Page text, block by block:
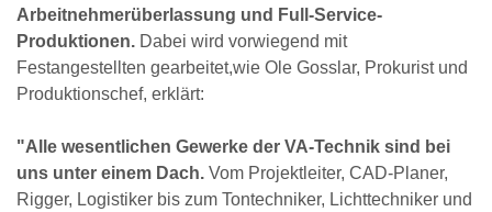
Arbeitnehmerüberlassung und Full-Service-
Produktionen. Dabei wird vorwiegend mit
Festangestellten gearbeitet,wie Ole Gosslar, Prokurist und
Produktionschef, erklärt:
"Alle wesentlichen Gewerke der VA-Technik sind bei
uns unter einem Dach. Vom Projektleiter, CAD-Planer,
Rigger, Logistiker bis zum Tontechniker, Lichttechniker und